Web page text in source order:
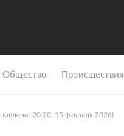
Общество Происшествия
20:20, 15 февраля 2026)